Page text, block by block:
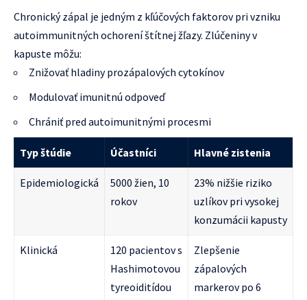
Chronický zápal je jedným z kľúčových faktorov pri vzniku
autoimmunitných ochorení štítnej žľazy. Zlúčeniny v
kapuste môžu:
Znižovať hladiny prozápalových cytokínov
Modulovať imunitnú odpoveď
Chrániť pred autoimunitnými procesmi
Typ štúdie Účastníci Hlavné zistenia
Epidemiologická
5000 žien, 10
rokov
23% nižšie riziko
uzlíkov pri vysokej
konzumácii kapusty
Klinická
120 pacientov s
Hashimotovou
tyreoiditídou
Zlepšenie
zápalových
markerov po 6